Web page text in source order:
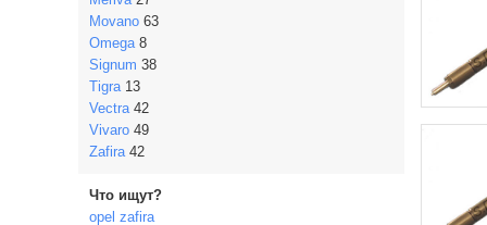
Movano 63
Omega8
Signum 38
Tigra13
Vectra42
Vivaro 49
Zafira42
Что ищут?
opel zafira